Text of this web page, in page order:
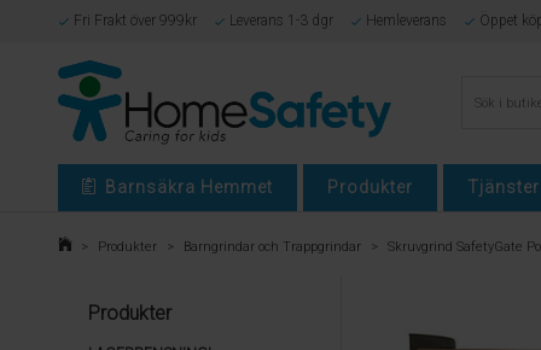
Fri Frakt över 999kr Leverans 1-3 dgr Hemleverans Öppet
Barnsäkra Hemmet Produkter Tjänster
> Produkter > Barngrindar och Trappgrindar > Skruvgrind SafetyGate
Produkter